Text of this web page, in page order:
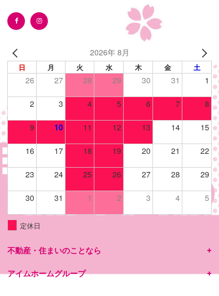
2026年 8月
日 月 火 水 木 金 土
26 27 28 29 30 31 1
2 3 4 5 6 7 8
9 10 11 12 13 14 15
16 17 18 19 20 21 22
23 24 25 26 27 28 29
30 31 1 2 3 4 5
定休日
不動産・住まいのことなら
アイムホームグループ